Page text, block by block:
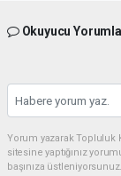
Okuyucu
Yorum yazarak Topluluk
sitesine yaptığınız
başınıza